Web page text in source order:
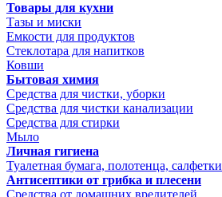
Товары для кухни
Тазы и миски
Емкости для продуктов
Стеклотара для напитков
Ковши
Бытовая химия
Средства для чистки, уборки
Средства для чистки канализации
Средства для стирки
Мыло
Личная гигиена
Туалетная бумага, полотенца, салфетки
Антисептики от грибка и плесени
Средства от домашних вредителей